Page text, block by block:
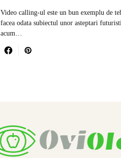
Video calling-ul este un bun exemplu de
facea odata subiectul unor asteptari
acum…